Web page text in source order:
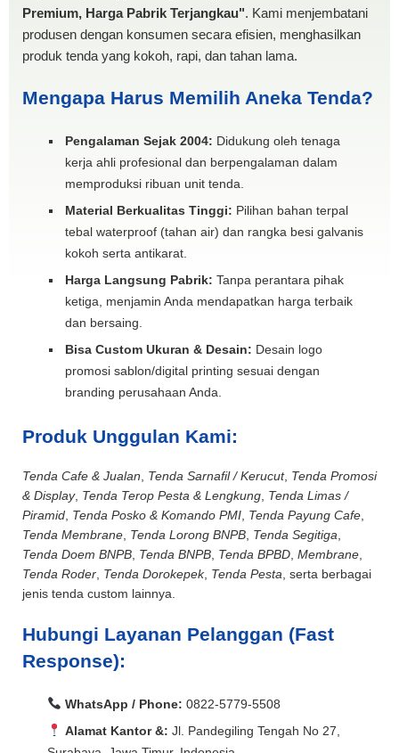
Premium, Harga Pabrik Terjangkau". Kami menjembatani
produsen dengan konsumen secara efisien, menghasilkan
produk tenda yang kokoh, rapi, dan tahan lama.
Mengapa Harus Memilih Aneka Tenda?
Pengalaman Sejak 2004: Didukung oleh tenaga
kerja ahli profesional dan berpengalaman dalam
memproduksi ribuan unit tenda.
Material Berkualitas Tinggi: Pilihan bahan terpal
tebal waterproof (tahan air) dan rangka besi galvanis
kokoh serta antikarat.
Harga Langsung Pabrik: Tanpa perantara pihak
ketiga, menjamin Anda mendapatkan harga terbaik
dan bersaing.
Bisa Custom Ukuran & Desain: Desain logo
promosi sablon/digital printing sesuai dengan
branding perusahaan Anda.
Produk Unggulan Kami:
Tenda Cafe & Jualan Tenda Sarnafil / Kerucut, Tenda Promosi
& Display, Tenda Terop Pesta & Lengkung Tenda Limas /
Piramid Tenda Posko & Komando PMI Tenda Payung Cafe
Tenda Membrane Tenda Lorong BNPB Tenda Segitiga
Tenda Doem BNPB Tenda BNPB Tenda BPBD Membrane
Tenda Roder Tenda Dorokepek, Tenda Pesta , serta berbagai
jenis tenda custom lainnya.
Hubungi Layanan Pelanggan (Fast
Response):
WhatsApp / Phone: 0822-5779-5508
Alamat Kantor &: Jl. Pandegiling Tengah No 27,